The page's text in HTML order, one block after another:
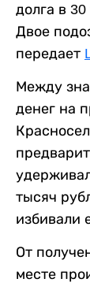
долга в
Двое
передает
Между
денег на
тысяч
избивали
От
месте